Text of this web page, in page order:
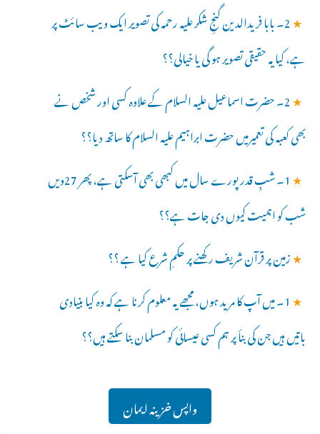
★ 2۔ بابا فریدالدین گنجِ شکر علیہ رحمہ کی تصویر ایک ویب سائٹ پر
ہے، کیا یہ حقیقی تصویر ہو گی یا خیالی؟؟
★ 2۔ حضرت اسماعیل علیہ السلام کے علاوہ کسی اور شخص نے
بھی کعبہ کی تعمیرمیں حضرت ابراہیم علیہ السلام کا ساتھ دیا؟؟
★
1۔ شبِ قدر پورے سال میں کبھی بھی آسکتی ہے، پھر 27ویں
شب کو اہمیت کیوں دی جات ہے؟؟
★زمین پر قرآن شریف رکھنے پر حکمِ شرع کیا ہے ؟؟
★ 1۔ میں آپ کا مرید ہوں، مجھے یہ معلوم کرنا ہے کہ وہ کیا بنیادی
باتیں ہیں جن کی بنأ پر ہم کسی عیسائی کو مسلمان بنا سکتے ہیں؟؟
واپس خزینہ ایمان